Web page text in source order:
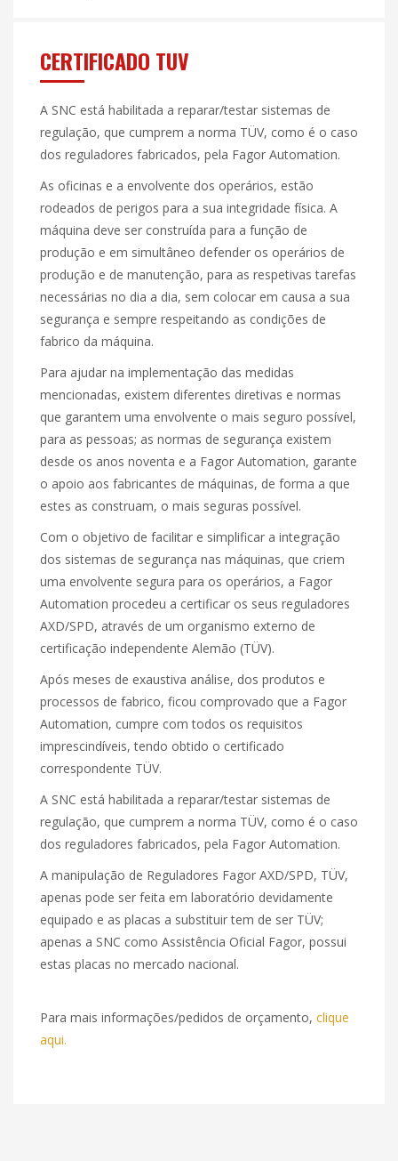
CERTIFICADO TUV
A SNC está habilitada a reparar/testar sistemas de
regulação, que cumprem a norma TÜV, como é o caso
dos reguladores fabricados, pela Fagor Automation.
As oficinas e a envolvente dos operários, estão
rodeados de perigos para a sua integridade física. A
máquina deve ser construída para a função de
produção e em simultâneo defender os operários de
produção e de manutenção, para as respetivas tarefas
necessárias no dia a dia, sem colocar em causa a sua
segurança e sempre respeitando as condições de
fabrico da máquina.
Para ajudar na implementação das medidas
mencionadas, existem diferentes diretivas e normas
que garantem uma envolvente o mais seguro possível,
para as pessoas; as normas de segurança existem
desde os anos noventa e a Fagor Automation, garante
o apoio aos fabricantes de máquinas, de forma a que
estes as construam, o mais seguras possível.
Com o objetivo de facilitar e simplificar a integração
dos sistemas de segurança nas máquinas, que criem
uma envolvente segura para os operários, a Fagor
Automation procedeu a certificar os seus reguladores
AXD/SPD, através de um organismo externo de
certificação independente Alemão (TÜV).
Após meses de exaustiva análise, dos produtos e
processos de fabrico, ficou comprovado que a Fagor
Automation, cumpre com todos os requisitos
imprescindíveis, tendo obtido o certificado
correspondente TÜV.
A SNC está habilitada a reparar/testar sistemas de
regulação, que cumprem a norma TÜV, como é o caso
dos reguladores fabricados, pela Fagor Automation.
A manipulação de Reguladores Fagor AXD/SPD, TÜV,
apenas pode ser feita em laboratório devidamente
equipado e as placas a substituir tem de ser TÜV;
apenas a SNC como Assistência Oficial Fagor, possui
estas placas no mercado nacional.
Para mais informações/pedidos de orçamento, clique
aqui.